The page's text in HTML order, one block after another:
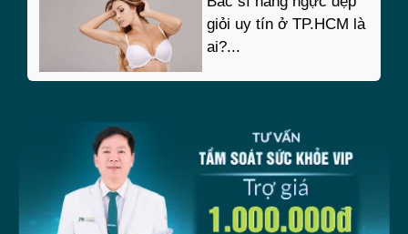
giỏi uy tín ở TP.HCM là
ai?...